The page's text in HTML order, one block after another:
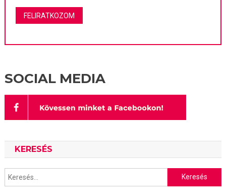
SOCIAL MEDIA
KERESÉS
Keresés: